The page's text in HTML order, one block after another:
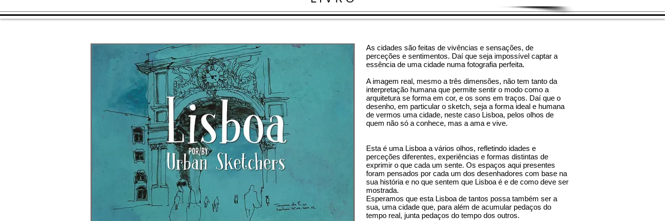
As cidades são feitas de vivências e sensações, de
perceções e sentimentos. Daí que seja impossível captar a
essência de uma cidade numa fotografia perfeita.
A imagem real, mesmo a três dimensões, não tem tanto da
interpretação humana que permite sentir o modo como a
arquitetura se forma em cor, e os sons em traços. Daí que o
desenho, em particular o sketch, seja a forma ideal e humana
de vermos uma cidade, neste caso Lisboa, pelos olhos de
quem não só a conhece, mas a ama e vive.
Esta é uma Lisboa a vários olhos, refletindo idades e
perceções diferentes, experiências e formas distintas de
exprimir o que cada um sente. Os espaços aqui presentes
foram pensados por cada um dos desenhadores com base na
sua história e no que sentem que Lisboa é e de como deve ser
mostrada.
Esperamos que esta Lisboa de tantos possa também ser a
sua, uma cidade que, para além de acumular pedaços do
tempo real, junta pedaços do tempo dos outros.